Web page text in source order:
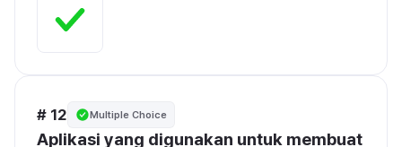
# 12 Multiple Choice
Aplikasi yang digunakan untuk membuat